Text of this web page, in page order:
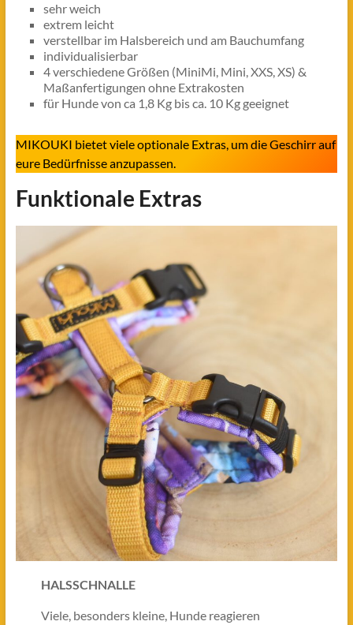
sehr weich
extrem leicht
verstellbar im Halsbereich und am Bauchumfang
individualisierbar
4 verschiedene Größen (MiniMi, Mini, XXS, XS) &
Maßanfertigungen ohne Extrakosten
für Hunde von ca 1,8 Kg bis ca. 10 Kg geeignet
MIKOUKI bietet viele optionale Extras, um die Geschirr auf
eure Bedürfnisse anzupassen.
Funktionale Extras
HALSSCHNALLE
Viele, besonders kleine, Hunde reagieren